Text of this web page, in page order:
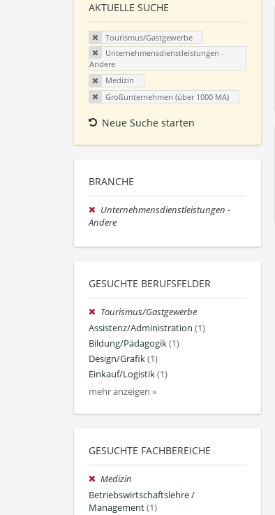
AKTUELLE SUCHE
Tourismus/Gastgewerbe
Unternehmensdienstleistungen -
Andere
Medizin
Großunternehmen (über 1000 MA)
Neue Suche starten
BRANCHE
Unternehmensdienstleistungen -
Andere
GESUCHTE BERUFSFELDER
Tourismus/Gastgewerbe
Assistenz/Administration (1)
Bildung/Pädagogik(1)
Design/Grafik(1)
Einkauf/Logistik(1)
mehr anzeigen »
GESUCHTE FACHBEREICHE
Medizin
Betriebswirtschaftslehre /
Management(1)